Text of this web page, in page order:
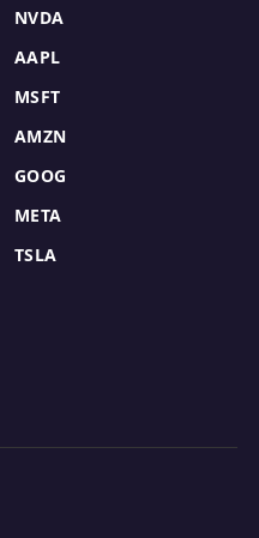
NVDA
AAPL
MSFT
AMZN
GOOG
META
TSLA